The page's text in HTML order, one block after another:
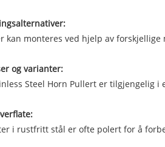
kan monteres ved hjelp av
og varianter:
Steel Horn Pullert er tilgjengelig
i rustfritt stål er ofte polert for å